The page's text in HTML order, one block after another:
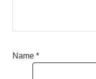
Name*